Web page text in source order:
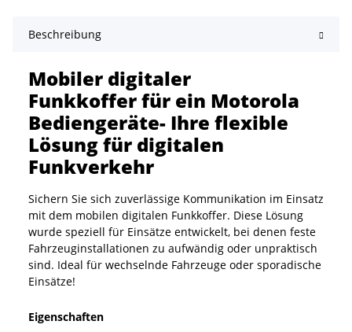
Beschreibung
Mobiler digitaler
Funkkoffer für ein Motorola
Bediengeräte- Ihre flexible
Lösung für digitalen
Funkverkehr
Sichern Sie sich zuverlässige Kommunikation im Einsatz
mit dem mobilen digitalen Funkkoffer. Diese Lösung
wurde speziell für Einsätze entwickelt, bei denen feste
Fahrzeuginstallationen zu aufwändig oder unpraktisch
sind. Ideal für wechselnde Fahrzeuge oder sporadische
Einsätze!
Eigenschaften